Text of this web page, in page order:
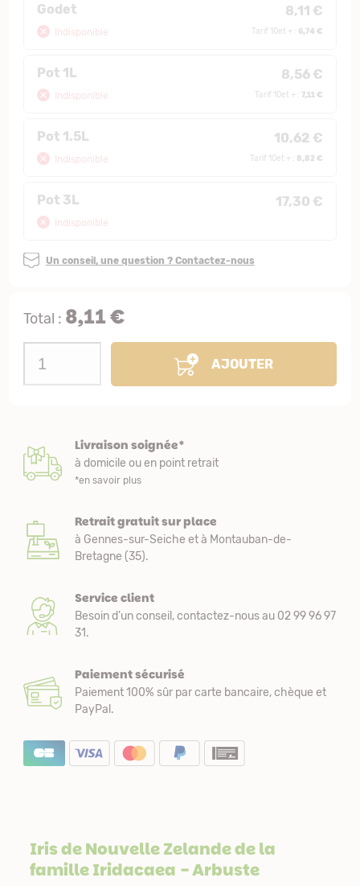
Godet 8,11 €
Indisponible Tarif 10et + : 6,74 €
Pot 1L 8,56 €
Indisponible Tarif 10et + :7,11 €
Pot 1.5L 10,62 €
Indisponible Tarif 10et + : 8,82 €
Pot 3L 17,30 €
Indisponible
Un conseil, une question ? Contactez-nous
Total : 8,11 €
AJOUTER
Livraison soignée*
à domicile ou en point retrait
*en savoir plus
Retrait gratuit sur place
à Gennes-sur-Seiche et à Montauban-de-
Bretagne (35).
Service client
Besoin d’un conseil, contactez-nous au 02 99 96 97
31.
Paiement sécurisé
Paiement 100% sûr par carte bancaire, chèque et
PayPal.
Iris de Nouvelle Zelande de la
familleIridacaea - Arbuste